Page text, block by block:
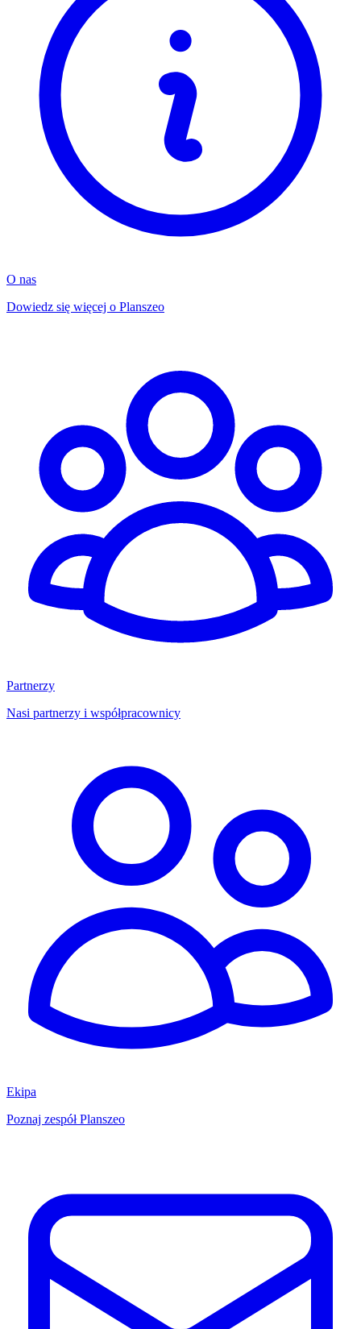
O nas
Dowiedz się więcej o Planszeo
Partnerzy
Nasi partnerzy i współpracownicy
Ekipa
Poznaj zespół Planszeo